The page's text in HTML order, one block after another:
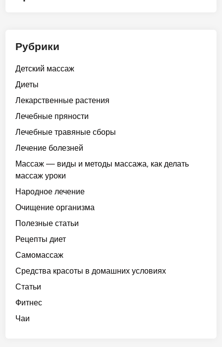
Рубрики
Детский массаж
Диеты
Лекарственные растения
Лечебные пряности
Лечебные травяные сборы
Лечение болезней
Массаж — виды и методы массажа, как делать
массаж уроки
Народное лечение
Очищение организма
Полезные статьи
Рецепты диет
Самомассаж
Средства красоты в домашних условиях
Статьи
Фитнес
Чаи